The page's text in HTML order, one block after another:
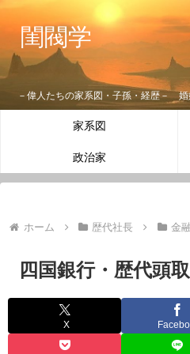
閨閥学
－偉人たちの家系図・子孫・経歴－
家系図
政治家
ホーム 歴代社長 金融
四国銀行・歴代頭取
X